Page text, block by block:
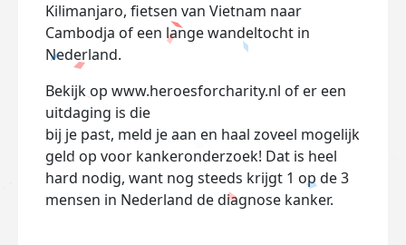
Kilimanjaro, fietsen van Vietnam naar
Cambodja of een lange wandeltocht in
Nederland.
Bekijk op www.heroesforcharity.nl of er een
uitdaging is die
bij je past, meld je aan en haal zoveel mogelijk
geld op voor kankeronderzoek! Dat is heel
hard nodig, want nog steeds krijgt 1 op de 3
mensen in Nederland de diagnose kanker.